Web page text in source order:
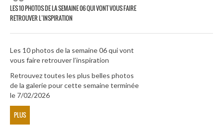
LES 10 PHOTOS DE LA SEMAINE 06 QUI VONT VOUS FAIRE
RETROUVER L’INSPIRATION
Les 10 photos de la semaine 06 qui vont
vous faire retrouver l’inspiration
Retrouvez toutes les plus belles photos
de la galerie pour cette semaine terminée
le 7/02/2026
PLUS